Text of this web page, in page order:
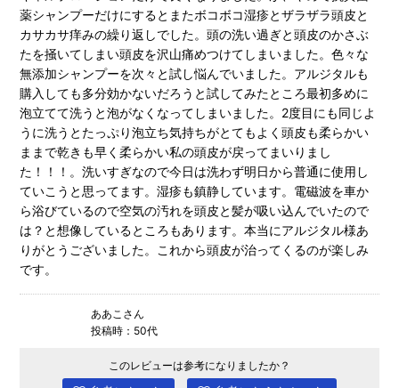
薬シャンプーだけにするとまたボコボコ湿疹とザラザラ頭皮と
カサカサ痒みの繰り返しでした。頭の洗い過ぎと頭皮のかさぶ
たを掻いてしまい頭皮を沢山痛めつけてしまいました。色々な
無添加シャンプーを次々と試し悩んでいました。アルジタルも
購入しても多分効かないだろうと試してみたところ最初多めに
泡立てて洗うと泡がなくなってしまいました。2度目にも同じよ
うに洗うとたっぷり泡立ち気持ちがとてもよく頭皮も柔らかい
ままで乾きも早く柔らかい私の頭皮が戻ってまいりまし
た！！！。洗いすぎなので今日は洗わず明日から普通に使用し
ていこうと思ってます。湿疹も鎮静しています。電磁波を車か
ら浴びているので空気の汚れを頭皮と髪が吸い込んでいたので
は？と想像しているところもあります。本当にアルジタル様あ
りがとうございました。これから頭皮が治ってくるのが楽しみ
です。
ああこさん
投稿時：50代
このレビューは参考になりましたか？